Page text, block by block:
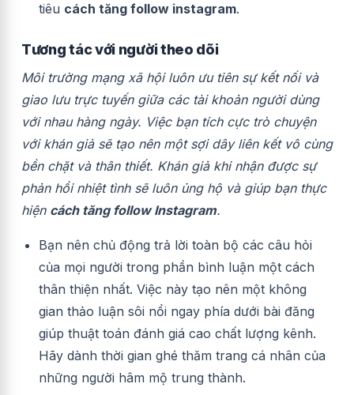
tiêu cách tăng follow instagram.
Tương tác với người theo dõi
Môi trường mạng xã hội luôn ưu tiên sự kết nối và
giao lưu trực tuyến giữa các tài khoản người dùng
với nhau hàng ngày. Việc bạn tích cực trò chuyện
với khán giả sẽ tạo nên một sợi dây liên kết vô cùng
bền chặt và thân thiết. Khán giả khi nhận được sự
phản hồi nhiệt tình sẽ luôn ủng hộ và giúp bạn thực
hiện cách tăng follow Instagram.
Bạn nên chủ động trả lời toàn bộ các câu hỏi
của mọi người trong phần bình luận một cách
thân thiện nhất. Việc này tạo nên một không
gian thảo luận sôi nổi ngay phía dưới bài đăng
giúp thuật toán đánh giá cao chất lượng kênh.
Hãy dành thời gian ghé thăm trang cá nhân của
những người hâm mộ trung thành.